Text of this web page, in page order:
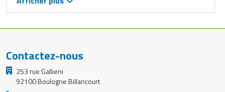
Contactez-nous
253 rue Gallieni
92100 Boulogne Billancourt